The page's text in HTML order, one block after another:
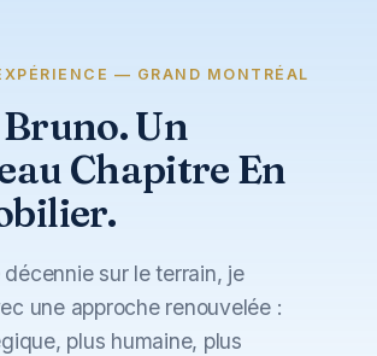
— GRAND MONTRÉAL
Un
Chapitre En
sur le terrain, je
une approche renouvelée :
plus humaine, plus